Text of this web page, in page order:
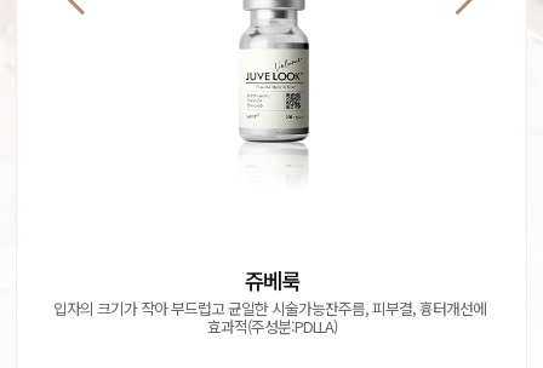
쥬베룩
입자의 크기가 작아 부드럽고 균일한 시술가능잔주름, 피부결, 흉터개선에
효과적(주성분:PDLLA)